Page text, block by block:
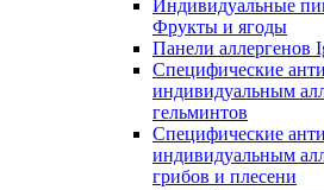
Индивидуальные
Фрукты и ягоды
Панели аллергенов
Специфические
индивидуальным
гельминтов
Специфические
индивидуальным
грибов и плесени